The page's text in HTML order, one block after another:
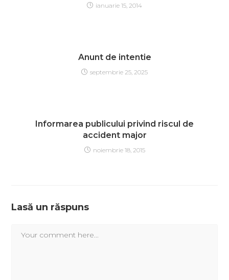
ianuarie 15, 2014
Anunt de intentie
septembrie 25, 2025
Informarea publicului privind riscul de
accident major
noiembrie 18, 2015
Lasă un răspuns